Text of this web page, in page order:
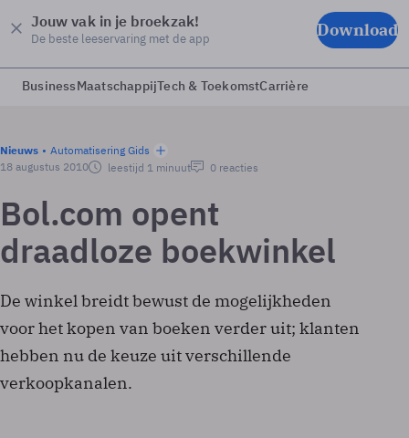
Jouw vak in je broekzak!
De beste leeservaring met de app Download
BusinessMaatschappijTech & ToekomstCarrière
Nieuws
Automatisering Gids
18 augustus 2010
leestijd 1 minuut 0 reacties
Bol.com opent
draadloze boekwinkel
De winkel breidt bewust de mogelijkheden
voor het kopen van boeken verder uit; klanten
hebben nu de keuze uit verschillende
verkoopkanalen.